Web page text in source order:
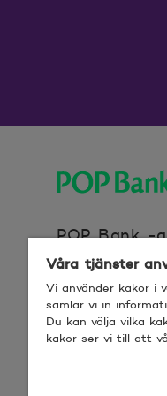
POP Bank -
Våra tjänster
Vi använder kakor i
samlar vi in
Du kan välja vilka
kakor ser vi till att